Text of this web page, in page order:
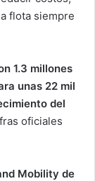
flota siempre
1.3 millones
unas 22 mil
del
oficiales
Mobility de